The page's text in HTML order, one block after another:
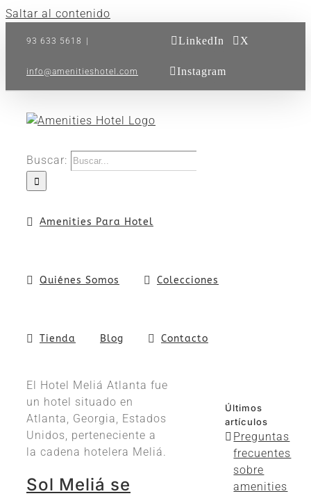
Saltar al contenido
93 633 5618
info@amenitieshotel.com
LinkedIn X
Instagram
Buscar:
Amenities Para Hotel
Quiénes Somos Colecciones
Tienda Blog Contacto
El Hotel Meliá Atlanta fue
un hotel situado en
Atlanta, Georgia, Estados
Unidos, perteneciente a
la cadena hotelera Meliá.
Sol Meliá se
Últimos
artículos
Preguntas
frecuentes
sobre
amenities